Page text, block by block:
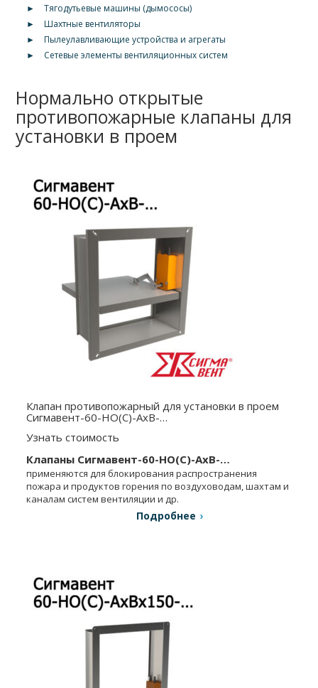
►
Тягодутьевые машины (дымососы)
►
Шахтные вентиляторы
►
Пылеулавливающие устройства и агрегаты
►
Сетевые элементы вентиляционных систем
Нормально открытые
противопожарные клапаны для
установки в проем
Клапан противопожарный для установки в проем
Сигмавент-60-НО(С)-АхВ-…
Узнать стоимость
Клапаны Сигмавент-60-НО(С)-АхВ-…
применяются для блокирования распространения
пожара и продуктов горения по воздуховодам, шахтам и
каналам систем вентиляции и др.
Подробнее